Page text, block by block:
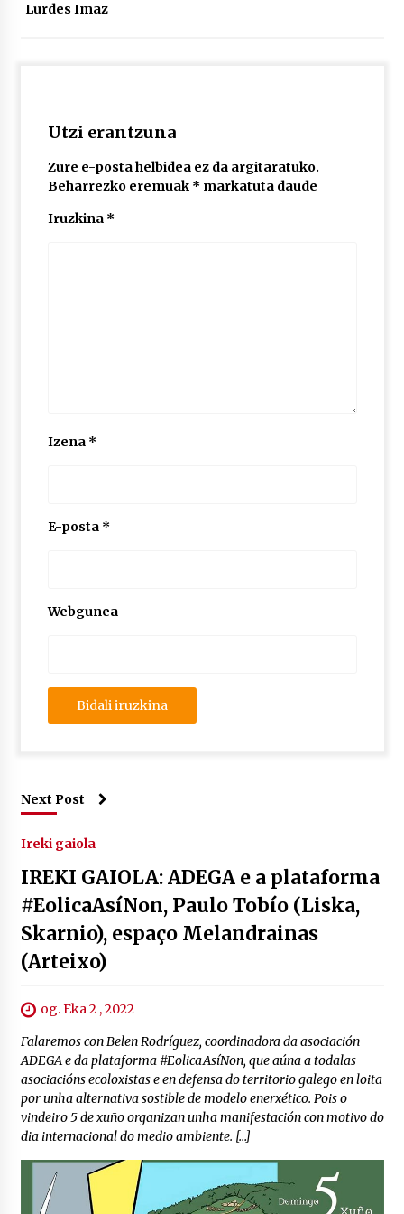
Lurdes Imaz
Utzi erantzuna
Zure e-posta helbidea ez da argitaratuko.
Beharrezko eremuak * markatuta daude
Iruzkina *
Izena *
E-posta *
Webgunea
Next Post
Ireki gaiola
IREKI GAIOLA: ADEGA e a plataforma
#EolicaAsíNon, Paulo Tobío (Liska,
Skarnio), espaço Melandrainas
(Arteixo)
og. Eka 2 , 2022
Falaremos con Belen Rodríguez, coordinadora da asociación
ADEGA e da plataforma #EolicaAsíNon, que aúna a todalas
asociacións ecoloxistas e en defensa do territorio galego en loita
por unha alternativa sostible de modelo enerxético. Pois o
vindeiro 5 de xuño organizan unha manifestación con motivo do
dia internacional do medio ambiente. […]